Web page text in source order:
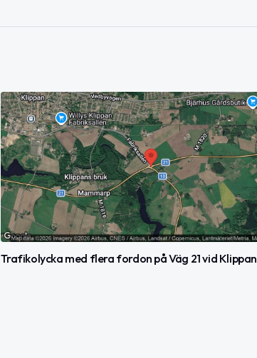
Trafikolycka med flera fordon på Väg 21 vid Klippan